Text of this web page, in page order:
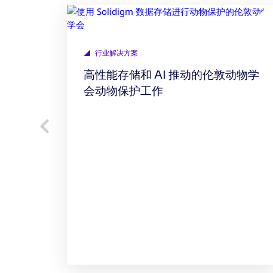
行业解决方案
高性能存储和 AI 推动的伦敦动物学
会动物保护工作